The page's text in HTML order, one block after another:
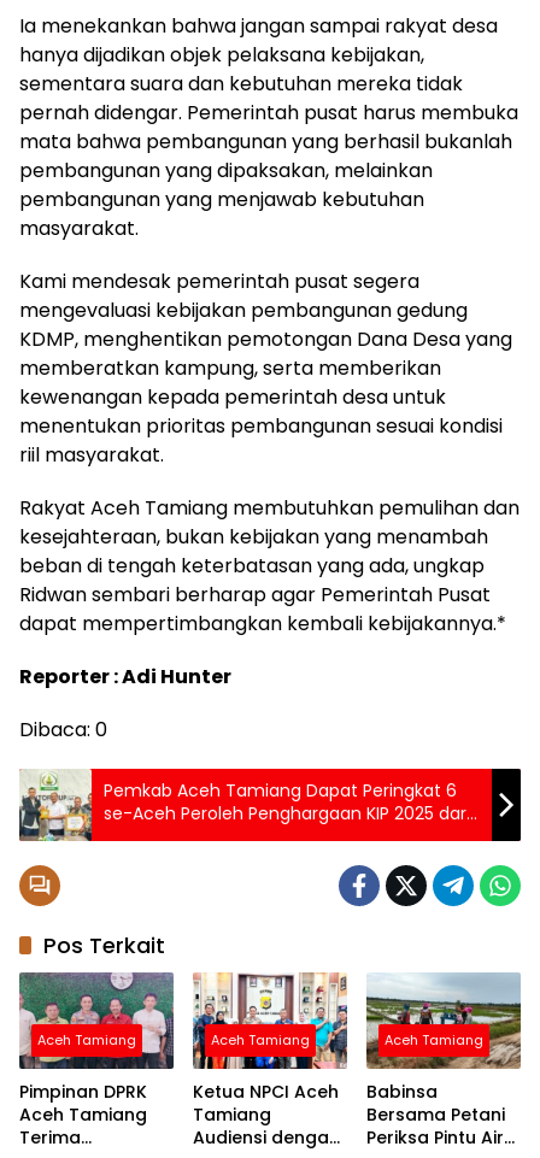
Ia menekankan bahwa jangan sampai rakyat desa
hanya dijadikan objek pelaksana kebijakan,
sementara suara dan kebutuhan mereka tidak
pernah didengar. Pemerintah pusat harus membuka
mata bahwa pembangunan yang berhasil bukanlah
pembangunan yang dipaksakan, melainkan
pembangunan yang menjawab kebutuhan
masyarakat.
Kami mendesak pemerintah pusat segera
mengevaluasi kebijakan pembangunan gedung
KDMP, menghentikan pemotongan Dana Desa yang
memberatkan kampung, serta memberikan
kewenangan kepada pemerintah desa untuk
menentukan prioritas pembangunan sesuai kondisi
riil masyarakat.
Rakyat Aceh Tamiang membutuhkan pemulihan dan
kesejahteraan, bukan kebijakan yang menambah
beban di tengah keterbatasan yang ada, ungkap
Ridwan sembari berharap agar Pemerintah Pusat
dapat mempertimbangkan kembali kebijakannya.*
Reporter : Adi Hunter
Dibaca: 0
Pemkab Aceh Tamiang Dapat Peringkat 6
se-Aceh Peroleh Penghargaan KIP 2025 dari
KIA, Nilai 93,4
Pos Terkait
Aceh Tamiang
Pimpinan DPRK
Aceh Tamiang
Terima
Aceh Tamiang
Ketua NPCI Aceh
Tamiang
Audiensi dengan
Aceh Tamiang
Babinsa
Bersama Petani
Periksa Pintu Air